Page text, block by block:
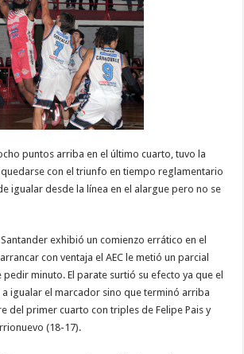
puntos arriba en el último cuarto, tuvo la
con el triunfo en tiempo reglamentario
igualar desde la línea en el alargue pero no se
exhibió un comienzo errático en el
con ventaja el AEC le metió un parcial
pedir minuto. El parate surtió su efecto ya que el
igualar el marcador sino que terminó arriba
del primer cuarto con triples de Felipe Pais y
(18-17).